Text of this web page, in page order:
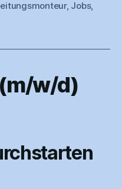
, Jobs,
w/d)